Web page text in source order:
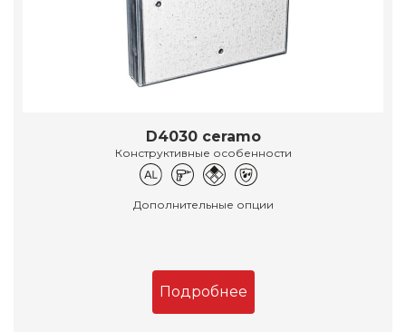
D4030 ceramo
Конструктивные особенности
Дополнительные опции
Подробнее